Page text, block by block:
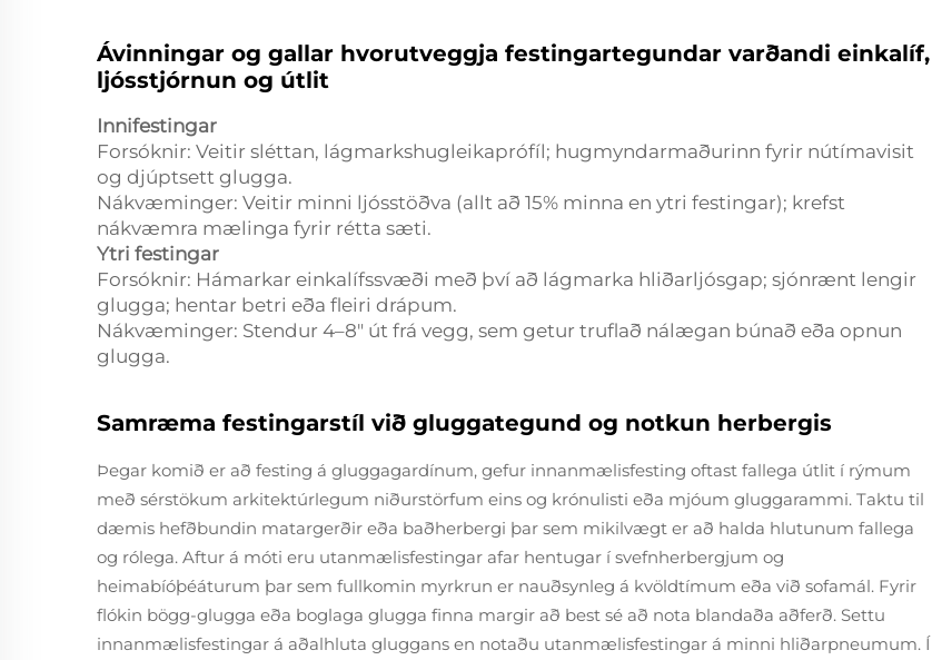
Ávinningar og gallar hvorutveggja festingartegundar varðandi einkalíf,
ljósstjórnun og útlit
Innifestingar
Forsóknir: Veitir sléttan, lágmarkshugleikaprófíl; hugmyndarmaðurinn fyrir nútímavisit
og djúptsett glugga.
Nákvæminger: Veitir minni ljósstöðva (allt að 15% minna en ytri festingar); krefst
nákvæmra mælinga fyrir rétta sæti.
Ytri festingar
Forsóknir: Hámarkar einkalífssvæði með því að lágmarka hliðarljósgap; sjónrænt lengir
glugga; hentar betri eða fleiri drápum.
Nákvæminger: Stendur 4–8" út frá vegg, sem getur truflað nálægan búnað eða opnun
glugga.
Samræma festingarstíl við gluggategund og notkun herbergis
Þegar komið er að festing á gluggagardínum, gefur innanmælisfesting oftast fallega útlit í rýmum
með sérstökum arkitektúrlegum niðurstörfum eins og krónulisti eða mjóum gluggarammi. Taktu til
dæmis hefðbundin matargerðir eða baðherbergi þar sem mikilvægt er að halda hlutunum fallega
og rólega. Aftur á móti eru utanmælisfestingar afar hentugar í svefnherbergjum og
heimabíóþéáturum þar sem fullkomin myrkrun er nauðsynleg á kvöldtímum eða við sofamál. Fyrir
flókin bögg-glugga eða boglaga glugga finna margir að best sé að nota blandaða aðferð. Settu
innanmælisfestingar á aðalhluta gluggans en notaðu utanmælisfestingar á minni hliðarpneumum. Í